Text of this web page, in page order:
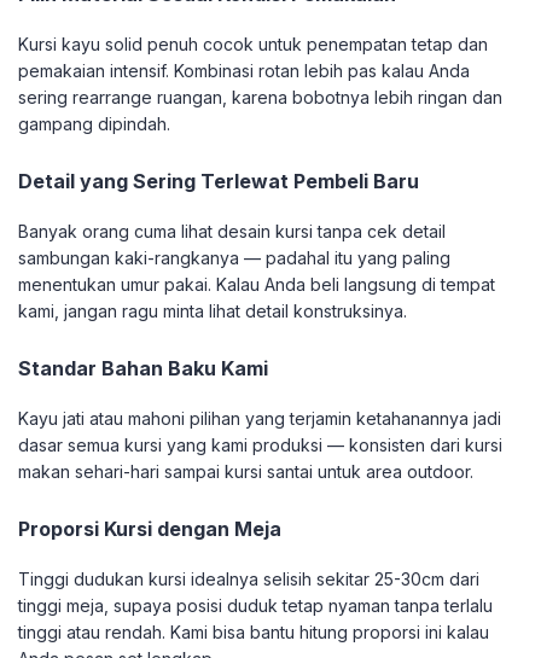
Kursi kayu solid penuh cocok untuk penempatan tetap dan
pemakaian intensif. Kombinasi rotan lebih pas kalau Anda
sering rearrange ruangan, karena bobotnya lebih ringan dan
gampang dipindah.
Detail yang Sering Terlewat Pembeli Baru
Banyak orang cuma lihat desain kursi tanpa cek detail
sambungan kaki-rangkanya — padahal itu yang paling
menentukan umur pakai. Kalau Anda beli langsung di tempat
kami, jangan ragu minta lihat detail konstruksinya.
Standar Bahan Baku Kami
Kayu jati atau mahoni pilihan yang terjamin ketahanannya jadi
dasar semua kursi yang kami produksi — konsisten dari kursi
makan sehari-hari sampai kursi santai untuk area outdoor.
Proporsi Kursi dengan Meja
Tinggi dudukan kursi idealnya selisih sekitar 25-30cm dari
tinggi meja, supaya posisi duduk tetap nyaman tanpa terlalu
tinggi atau rendah. Kami bisa bantu hitung proporsi ini kalau